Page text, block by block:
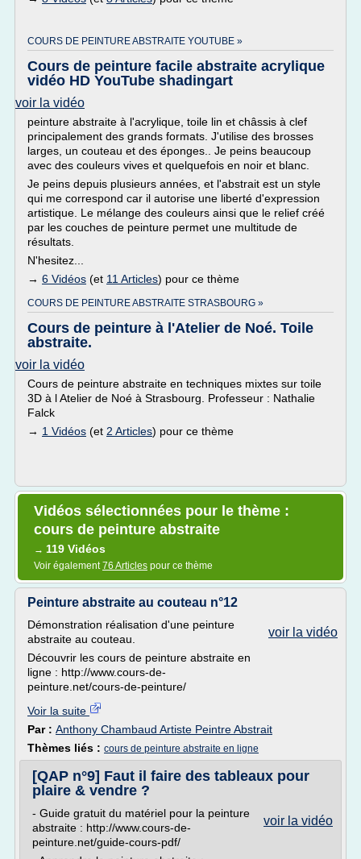
COURS DE PEINTURE ABSTRAITE YOUTUBE »
Cours de peinture facile abstraite acrylique
vidéo HD YouTube shadingart
voir la vidéo
peinture abstraite à l'acrylique, toile lin et châssis à clef
principalement des grands formats. J'utilise des brosses
larges, un couteau et des éponges.. Je peins beaucoup
avec des couleurs vives et quelquefois en noir et blanc.
Je peins depuis plusieurs années, et l'abstrait est un style
qui me correspond car il autorise une liberté d'expression
artistique. Le mélange des couleurs ainsi que le relief créé
par les couches de peinture permet une multitude de
résultats.
N'hesitez...
→ 6 Vidéos (et 11 Articles) pour ce thème
COURS DE PEINTURE ABSTRAITE STRASBOURG »
Cours de peinture à l'Atelier de Noé. Toile
abstraite.
voir la vidéo
Cours de peinture abstraite en techniques mixtes sur toile
3D à l Atelier de Noé à Strasbourg. Professeur : Nathalie
Falck
→ 1 Vidéos (et 2 Articles) pour ce thème
Vidéos sélectionnées pour le thème :
cours de peinture abstraite
→ 119 Vidéos
Voir également76 Articles pour ce thème
Peinture abstraite au couteau n°12
voir la vidéo
Démonstration réalisation d'une peinture
abstraite au couteau.
Découvrir les cours de peinture abstraite en
ligne : http://www.cours-de-
peinture.net/cours-de-peinture/
Voir la suite
Par : Anthony Chambaud Artiste Peintre Abstrait
Thèmes liés : cours de peinture abstraite en ligne
[QAP n°9] Faut il faire des tableaux pour
plaire & vendre ?
voir la vidéo
- Guide gratuit du matériel pour la peinture
abstraite : http://www.cours-de-
peinture.net/guide-cours-pdf/